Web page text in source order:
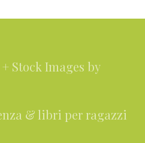
Stock Images by
& libri per ragazzi